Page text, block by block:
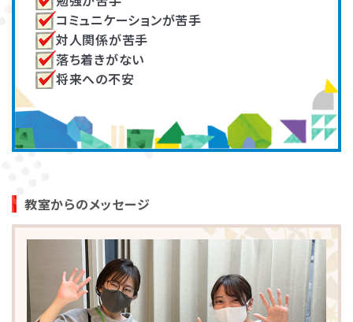
LITALICOワンダー
LITALICOライフ
LITALICOワークス
LITALICO仕事ナビ
LITALICOキャリア
LITALICO教育ソフト
LITALICO発達特性検査
コミュニケーションが苦手
対人関係が苦手
落ち着きがない
将来への不安
教室からのメッセージ
言語聴覚士
発達に凸凹のあるお子さんへの
大学で非常勤講師として教育者
の養成。新人研修や一定期間の